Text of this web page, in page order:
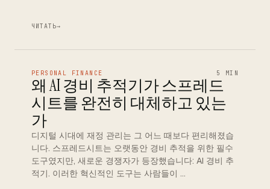
ЧИТАТЬ→
PERSONAL FINANCE 5 MIN
왜 AI 경비 추적기가 스프레드
시트를 완전히 대체하고 있는
가
디지털 시대에 재정 관리는 그 어느 때보다 편리해졌습
니다. 스프레드시트는 오랫동안 경비 추적을 위한 필수
도구였지만, 새로운 경쟁자가 등장했습니다: AI 경비 추
적기. 이러한 혁신적인 도구는 사람들이 …